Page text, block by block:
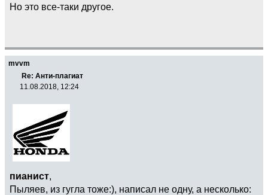
Но это все-таки другое.
mvvm
Re: Анти-плагиат
11.08.2018, 12:24
пианист,
Пыляев, из гугла тоже:), написал не одну, а несколько: